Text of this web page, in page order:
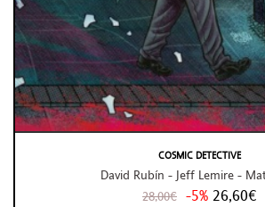
COSMIC DETECTIVE
David Rubín - Jeff Lemire -
28,00€ -5% 26,60€